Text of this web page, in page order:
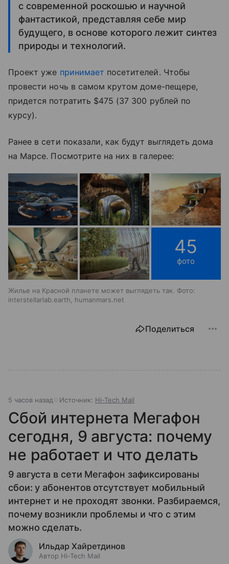
с современной роскошью и научной
фантастикой, представляя себе мир
будущего, в основе которого лежит синтез
природы и технологий.
Проект уже принимает посетителей. Чтобы
провести ночь в самом крутом доме-пещере,
придется потратить $475 (37 300 рублей по
курсу).
Ранее в сети показали, как будут выглядеть дома
на Марсе. Посмотрите на них в галерее:
45
фото
Жилье на Красной планете может выглядеть так. Фото:
interstellarlab.earth, humanmars.net
Поделиться
5 часов назад Источник: Hi-Tech Mail
Сбой интернета Мегафон
сегодня, 9 августа: почему
не работает и что делать
9 августа в сети Мегафон зафиксированы
сбои: у абонентов отсутствует мобильный
интернет и не проходят звонки. Разбираемся,
почему возникли проблемы и что с этим
можно сделать.
Ильдар Хайретдинов
Автор Hi-Tech Mail